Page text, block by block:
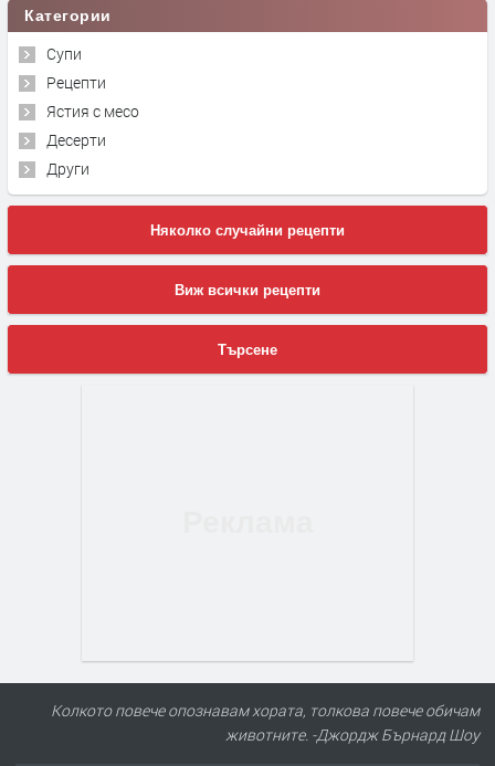
Категории
Супи
Рецепти
Ястия с месо
Десерти
Други
Няколко случайни рецепти
Виж всички рецепти
Търсене
Колкото повече опознавам хората, толкова повече обичам
животните. -Джордж Бърнард Шоу